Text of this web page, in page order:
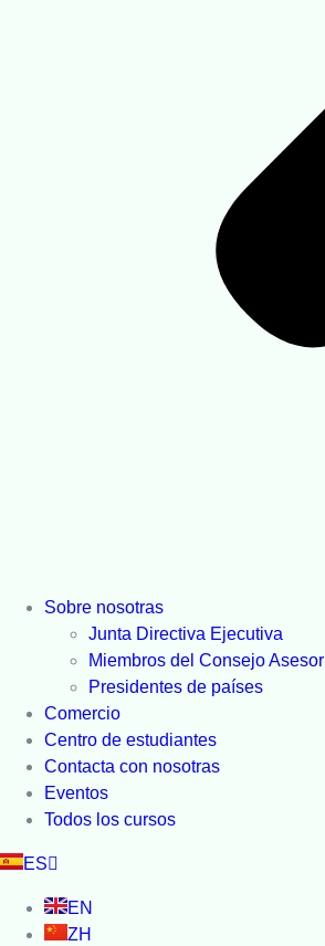
Sobre nosotras
Junta Directiva Ejecutiva
Miembros del Consejo Asesor
Presidentes de países
Comercio
Centro de estudiantes
Contacta con nosotras
Eventos
Todos los cursos
ES
EN
ZH